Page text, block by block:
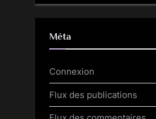
Méta
Connexion
Flux des publications